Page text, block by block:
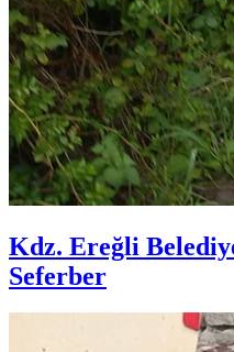
Kdz. Ereğli
Seferber